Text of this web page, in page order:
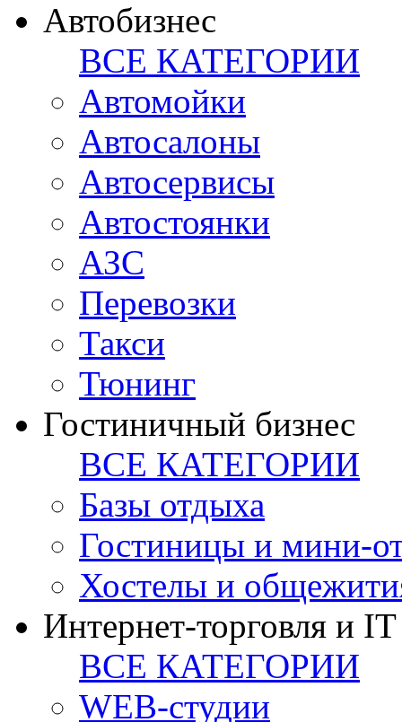
Автобизнес
ВСЕ КАТЕГОРИИ
Автомойки
Автосалоны
Автосервисы
Автостоянки
АЗС
Перевозки
Такси
Тюнинг
Гостиничный бизнес
ВСЕ КАТЕГОРИИ
Базы отдыха
Гостиницы и мини-
Хостелы и
Интернет-торговля и IT
ВСЕ КАТЕГОРИИ
WEB-студии